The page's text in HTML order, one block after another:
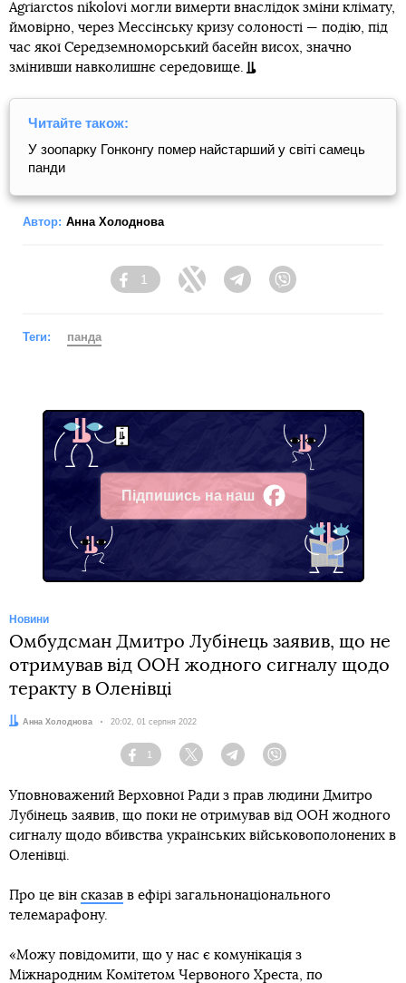
Agriarctos nikolovi могли вимерти внаслідок зміни клімату,
ймовірно, через Мессінську кризу солоності — подію, під
час якої Середземноморський басейн висох, значно
змінивши навколишнє середовище.
Читайте також:
У зоопарку Гонконгу помер найстарший у світі самець
панди
Автор: Анна Холоднова
Facebook
1
Twitter Telegram
Теги: панда
Підпишись на наш
Facebook
Новини
Омбудсман Дмитро Лубінець заявив, що не
отримував від ООН жодного сигналу щодо
теракту в Оленівці
Автор:
Анна Холоднова Дата:
20:02, 01 серпня 2022
Facebook
1
Twitter TelegramViber
Уповноважений Верховної Ради з прав людини Дмитро
Лубінець заявив, що поки не отримував від ООН жодного
сигналу щодо вбивства українських військовополонених в
Оленівці.
Про це він сказав в ефірі загальнонаціонального
телемарафону.
«Можу повідомити, що у нас є комунікація з
Міжнародним Комітетом Червоного Хреста, по